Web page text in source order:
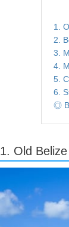
1.
2.
3.
4.
5.
6.
◎
1. Old Belize